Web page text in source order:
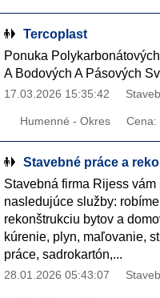
Tercoplast
Ponuka
A Bodových A Pásových
17.03.2026 15:35:42
Humenné - Okres Cena:
Stavebné práce a
Stavebná firma Rijess vám
nasledujúce služby:
rekonštrukciu bytov a
kúrenie, plyn, maľovanie,
práce, sadrokartón,...
28.01.2026 05:43:07